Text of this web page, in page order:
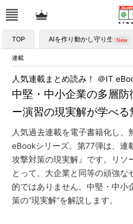
TOP AIを作り動かし守り生かす
連載
中堅・中小企業の多層
ー演習の現実解が学べ
人気連載まとめ読み！ ＠IT
人気過去連載を電子書籍化し
eBookシリーズ。第77弾は、連
攻撃対策の現実解』です。リソ
とって、大企業と同等の頑強
的ではありません。中堅・中小
策の“現実解“を解説します。